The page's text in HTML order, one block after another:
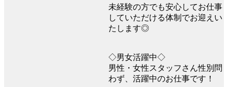
未経験の方でも安心してお仕事
していただける体制でお迎えい
たします◎
◇男女活躍中◇
男性・女性スタッフさん性別問
わず、活躍中のお仕事です！